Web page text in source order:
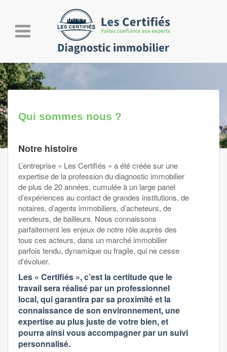
Toggle
navigation
Qui sommes nous ?
Notre histoire
L’entreprise « Les Certifiés » a été créée sur une
expertise de la profession du diagnostic immobilier
de plus de 20 années, cumulée à un large panel
d’expériences au contact de grandes institutions, de
notaires, d’agents immobiliers, d’acheteurs, de
vendeurs, de bailleurs. Nous connaissons
parfaitement les enjeux de notre rôle auprès des
tous ces acteurs, dans un marché immobilier
parfois tendu, dynamique ou fragile, qui ne cesse
d’évoluer.
Les « Certifiés », c’est la certitude que le
travail sera réalisé par un professionnel
local, qui garantira par sa proximité et la
connaissance de son environnement, une
expertise au plus juste de votre bien, et
pourra ainsi vous accompagner par un suivi
personnalisé.